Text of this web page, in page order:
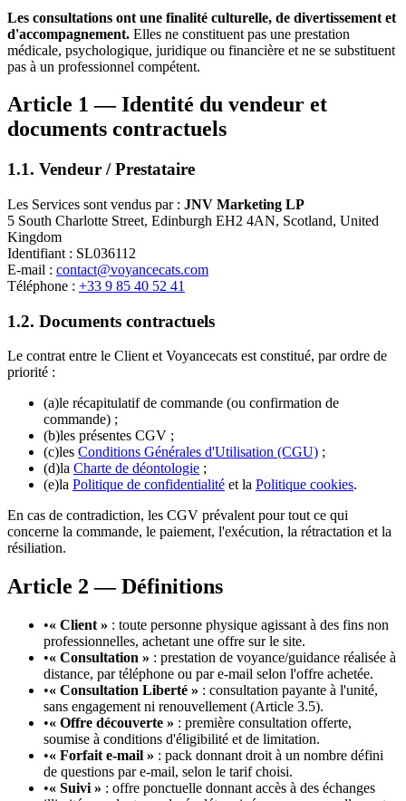
Les consultations ont une finalité culturelle, de divertissement et
d'accompagnement. Elles ne constituent pas une prestation
médicale, psychologique, juridique ou financière et ne se substituent
pas à un professionnel compétent.
Article 1 — Identité du vendeur et
documents contractuels
1.1. Vendeur / Prestataire
Les Services sont vendus par : JNV Marketing LP
5 South Charlotte Street, Edinburgh EH2 4AN, Scotland, United
Kingdom
Identifiant : SL036112
E-mail : contact@voyancecats.com
Téléphone : +33 9 85 40 52 41
1.2. Documents contractuels
Le contrat entre le Client et Voyancecats est constitué, par ordre de
priorité :
(a)le récapitulatif de commande (ou confirmation de
commande) ;
(b)les présentes CGV ;
(c)les Conditions Générales d'Utilisation (CGU) ;
(d)la Charte de déontologie ;
(e)la Politique de confidentialité et la Politique cookies.
En cas de contradiction, les CGV prévalent pour tout ce qui
concerne la commande, le paiement, l'exécution, la rétractation et la
résiliation.
Article 2 — Définitions
•« Client » : toute personne physique agissant à des fins non
professionnelles, achetant une offre sur le site.
•« Consultation » : prestation de voyance/guidance réalisée à
distance, par téléphone ou par e-mail selon l'offre achetée.
•« Consultation Liberté » : consultation payante à l'unité,
sans engagement ni renouvellement (Article 3.5).
•« Offre découverte » : première consultation offerte,
soumise à conditions d'éligibilité et de limitation.
•« Forfait e-mail » : pack donnant droit à un nombre défini
de questions par e-mail, selon le tarif choisi.
•« Suivi » : offre ponctuelle donnant accès à des échanges